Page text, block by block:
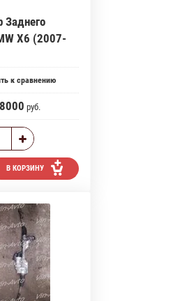
Заднего
X6 (2007-
к сравнению
руб.
В КОРЗИНУ